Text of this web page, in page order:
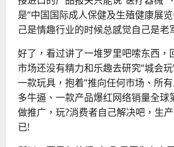
是“中国国际成人保健及生殖健康展
己是情趣行业的时候总感觉自己是老
好了，看过讲了一堆罗里吧嗦东西，
市场还没有精力和乐趣去研究“城会
一款玩具，抱着“推向任何市场、所
多牛逼、一款产品爆红网络销量全球
做推广，玩?消费者自己解决吧，生
已!